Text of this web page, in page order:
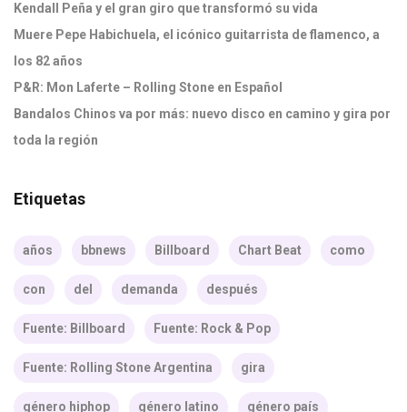
Kendall Peña y el gran giro que transformó su vida
Muere Pepe Habichuela, el icónico guitarrista de flamenco, a
los 82 años
P&R: Mon Laferte – Rolling Stone en Español
Bandalos Chinos va por más: nuevo disco en camino y gira por
toda la región
Etiquetas
años bbnews Billboard Chart Beat como
con del demanda después
Fuente: Billboard Fuente: Rock & Pop
Fuente: Rolling Stone Argentina gira
género hiphop género latino género país